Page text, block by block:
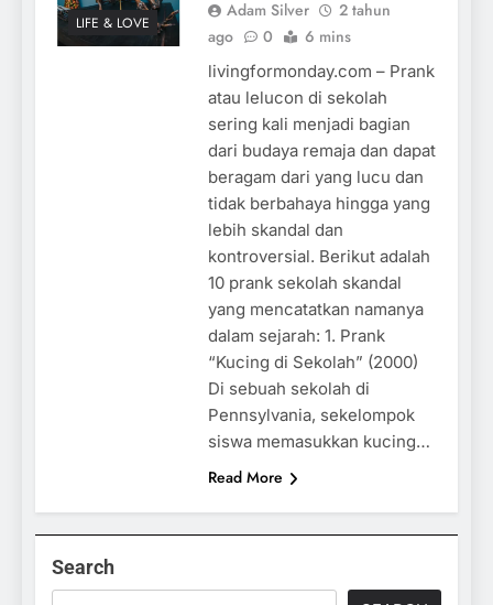
LIFE & LOVE
Adam Silver
2 tahun
ago
0 6 mins
livingformonday.com – Prank
atau lelucon di sekolah
sering kali menjadi bagian
dari budaya remaja dan dapat
beragam dari yang lucu dan
tidak berbahaya hingga yang
lebih skandal dan
kontroversial. Berikut adalah
10 prank sekolah skandal
yang mencatatkan namanya
dalam sejarah: 1. Prank
“Kucing di Sekolah” (2000)
Di sebuah sekolah di
Pennsylvania, sekelompok
siswa memasukkan kucing…
Read More
Search